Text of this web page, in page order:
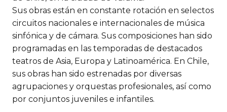
Sus obras están en constante rotación en selectos
circuitos nacionales e internacionales de música
sinfónica y de cámara. Sus composiciones han sido
programadas en las temporadas de destacados
teatros de Asia, Europa y Latinoamérica. En Chile,
sus obras han sido estrenadas por diversas
agrupaciones y orquestas profesionales, así como
por conjuntos juveniles e infantiles.